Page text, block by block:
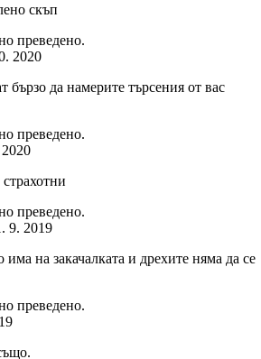
скъп
преведено.
2020
бързо да намерите търсения от вас
преведено.
преведено.
9. 2019
на закачалката и дрехите няма да се
преведено.